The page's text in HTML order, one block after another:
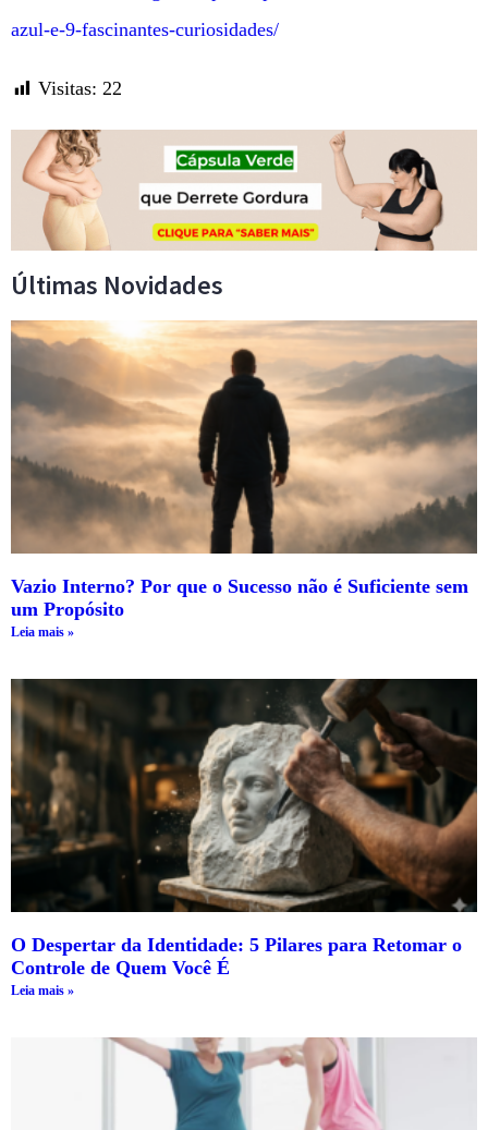
azul-e-9-fascinantes-curiosidades/
Visitas: 22
Últimas Novidades
Vazio Interno? Por que o Sucesso não é Suficiente sem
um Propósito
Leia mais »
O Despertar da Identidade: 5 Pilares para Retomar o
Controle de Quem Você É
Leia mais »